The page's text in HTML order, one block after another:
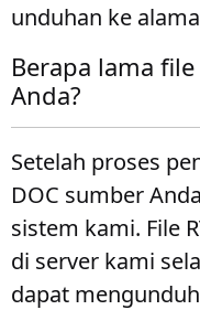
unduhan ke
Berapa lama
Anda?
Setelah proses
DOC sumber
sistem kami. File
di server kami
dapat